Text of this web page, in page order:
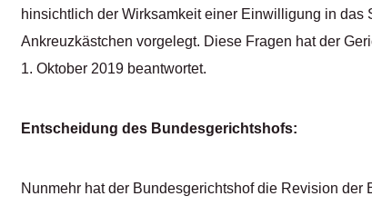
hinsichtlich der Wirksamkeit einer Einwilligung in
Ankreuzkästchen vorgelegt. Diese Fragen hat der
1. Oktober 2019 beantwortet.
Entscheidung des Bundesgerichtshofs:
Nunmehr hat der Bundesgerichtshof die Revision